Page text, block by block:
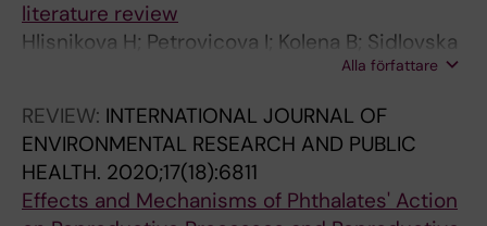
literature review
Hlisnikova H; Petrovicova I; Kolena B; Sidlovska
Alla författare
REVIEW: INTERNATIONAL JOURNAL OF
ENVIRONMENTAL RESEARCH AND PUBLIC
HEALTH. 2020;17(18):6811
Effects and Mechanisms of Phthalates' Action